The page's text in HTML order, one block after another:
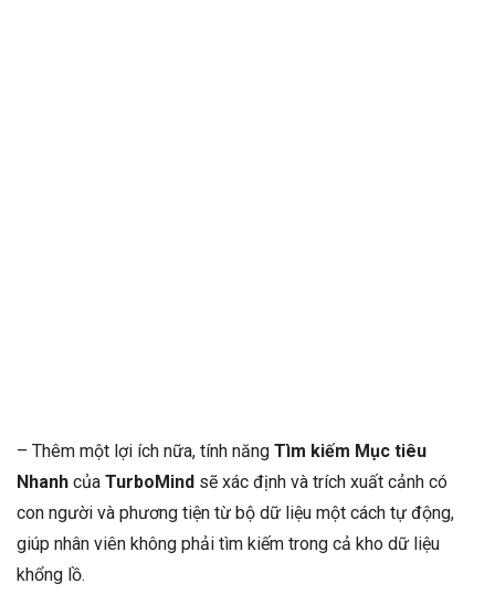
– Thêm một lợi ích nữa, tính năng Tìm kiếm Mục tiêu
Nhanh của TurboMind sẽ xác định và trích xuất cảnh có
con người và phương tiện từ bộ dữ liệu một cách tự động,
giúp nhân viên không phải tìm kiếm trong cả kho dữ liệu
khổng lồ.